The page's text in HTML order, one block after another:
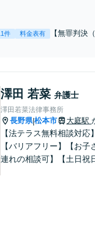
件 料金表有
【無罪判決
する会（Ｒ
に執筆あり
応可】【休
可】
澤田 若菜 弁護士
澤田若菜法律事務所
長野県|松本市 大庭駅
【法テラス無料相談対応】
【バリアフリー】【お子
連れの相談可】【土日祝